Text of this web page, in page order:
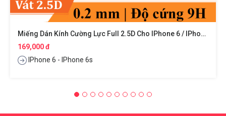
Miếng Dán Kính Cường Lực Full 2.5D Cho IPhone 6 / IPhone 6s Hiệu ANANK
169,000 đ
IPhone 6 - IPhone 6s